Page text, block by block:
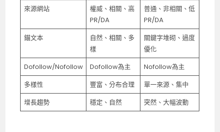
來源網站
權威、相關、高
PR/DA
普通、非相關、低
PR/DA
錨文本
自然、相關、多
樣
關鍵字堆砌、過度
優化
Dofollow/Nofollow
Dofollow為主
Nofollow為主
多樣性
豐富、分布合理
單一來源、集中
增長趨勢
穩定、自然 突然、大幅波動